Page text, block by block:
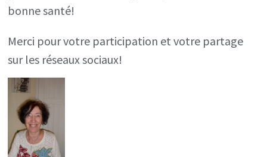
bonne santé!
Merci pour votre participation et votre partage
sur les réseaux sociaux!